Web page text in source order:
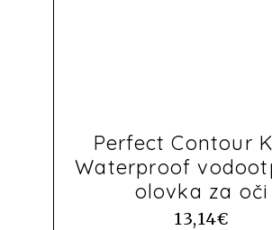
Perfect Contour
Waterproof
olovka za oči
13,14€